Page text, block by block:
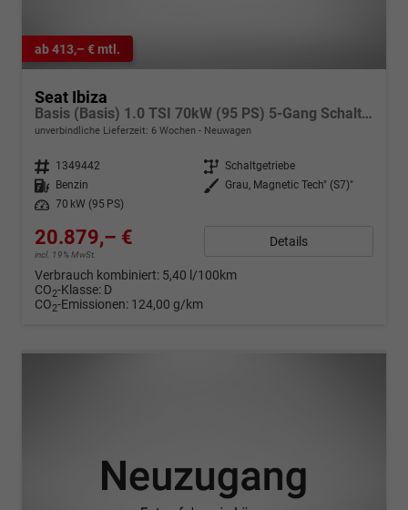
ab 413,– € mtl.
Seat Ibiza
Basis (Basis) 1.0 TSI 70kW (95 PS) 5-Gang Schaltgetriebe
unverbindliche Lieferzeit: 6 Wochen Neuwagen
Fahrzeugnr. 1349442 Getriebe Schaltgetriebe
Kraftstoff
Benzin Außenfarbe
Grau, Magnetic Tech" (S7)"
Leistung
70 kW (95 PS)
20.879,– €
incl. 19% MwSt.
Details
Verbrauch kombiniert: 5,40 l/100km
CO2-Klasse: D
CO2-Emissionen: 124,00 g/km